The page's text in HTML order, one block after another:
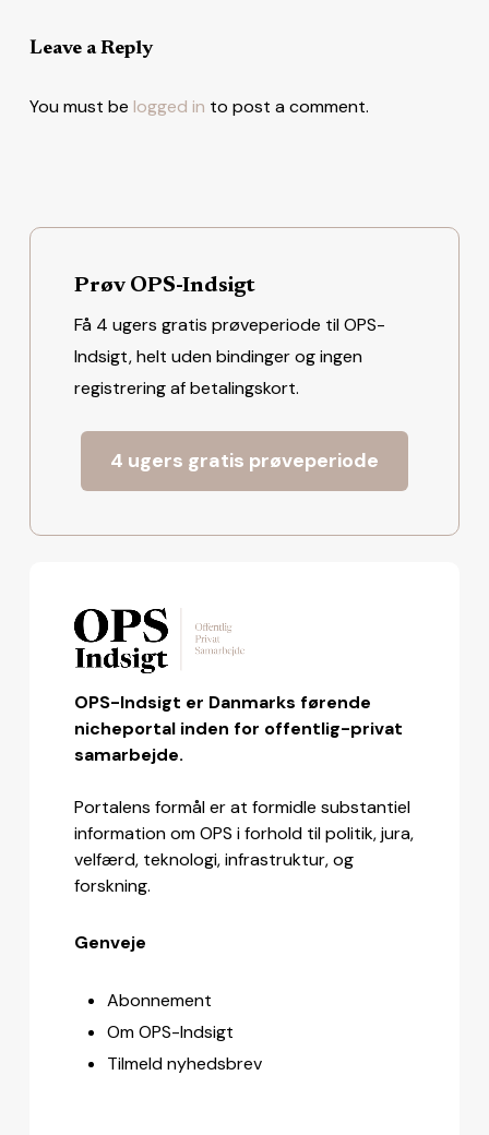
Leave a Reply
You must be logged in to post a comment.
Prøv OPS-Indsigt
Få 4 ugers gratis prøveperiode til OPS-
Indsigt, helt uden bindinger og ingen
registrering af betalingskort.
4 ugers gratis prøveperiode
OPS-Indsigt er Danmarks førende
nicheportal inden for offentlig-privat
samarbejde.
Portalens formål er at formidle substantiel
information om OPS i forhold til politik, jura,
velfærd, teknologi, infrastruktur, og
forskning.
Genveje
Abonnement
Om OPS-Indsigt
Tilmeld nyhedsbrev